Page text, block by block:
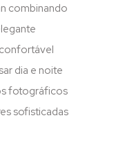
combinando
dia e noite
fotográficos
sofisticadas